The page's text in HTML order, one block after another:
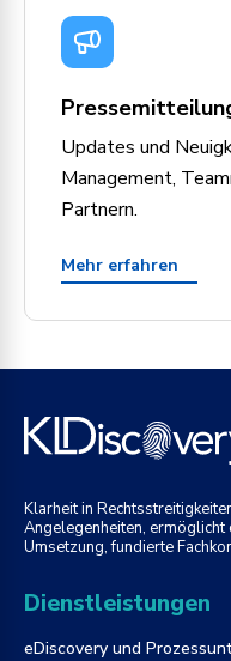
Updates und
Management,
Partnern.
Mehr erfahren
Klarheit in
Angelegenheiten,
Umsetzung, fundierte
Dienstleistungen
eDiscovery und